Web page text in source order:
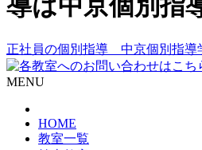
導は中京個別指
正社員の個別指導 中京個別指導
MENU
HOME
教室一覧